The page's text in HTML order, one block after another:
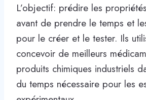
L’objectif: prédire les
avant de prendre le temps et
pour le créer et le tester. Ils
concevoir de meilleurs
produits chimiques industriels
du temps nécessaire pour les